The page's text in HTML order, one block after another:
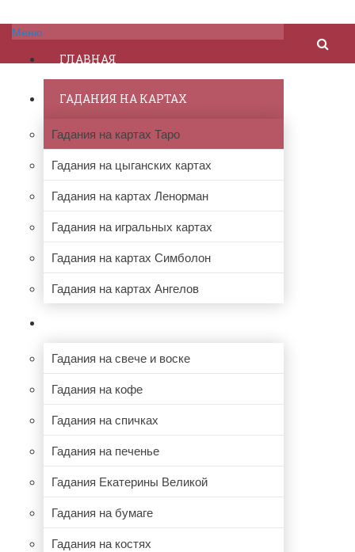
Меню
ГЛАВНАЯ
ГАДАНИЯ НА КАРТАХ
Гадания на картах Таро
Гадания на цыганских картах
Гадания на картах Ленорман
Гадания на игральных картах
Гадания на картах Симболон
Гадания на картах Ангелов
Гадания на свече и воске
Гадания на кофе
Гадания на спичках
Гадания на печенье
Гадания Екатерины Великой
Гадания на бумаге
Гадания на костях